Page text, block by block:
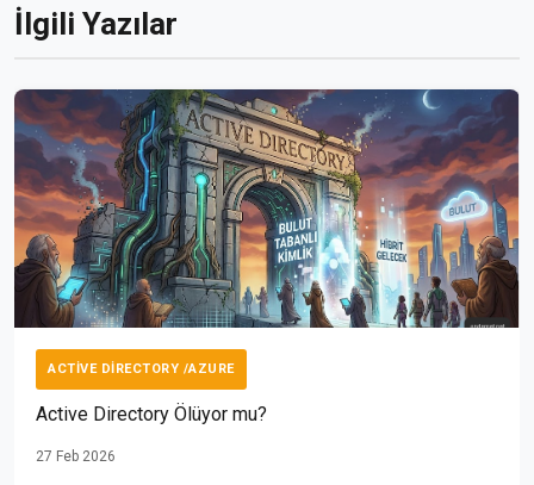
İlgili Yazılar
ACTIVE DIRECTORY /AZURE
Active Directory Ölüyor mu?
27 Feb 2026